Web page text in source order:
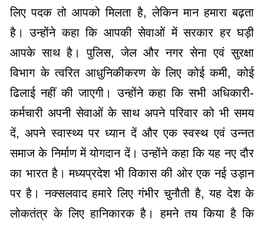
लिए पदक तो आपको मिलता है, लेकिन मान हमारा बढ़ता
है। उन्होंने कहा कि आपकी सेवाओं में सरकार हर घड़ी
आपके साथ है। पुलिस, जेल और नगर सेना एवं सुरक्षा
विभाग के त्वरित आधुनिकीकरण के लिए कोई कमी, कोई
ढिलाई नहीं की जाएगी। उन्होंने कहा कि सभी अधिकारी-
कर्मचारी अपनी सेवाओं के साथ अपने परिवार को भी समय
दें, अपने स्वास्थ्य पर ध्यान दें और एक स्वस्थ एवं उन्नत
समाज के निर्माण में योगदान दें। उन्होंने कहा कि यह नए दौर
का भारत है। मध्यप्रदेश भी विकास की ओर एक नई उड़ान
पर है। नक्सलवाद हमारे लिए गंभीर चुनौती है, यह देश के
लोकतंत्र के लिए हानिकारक है। हमने तय किया है कि